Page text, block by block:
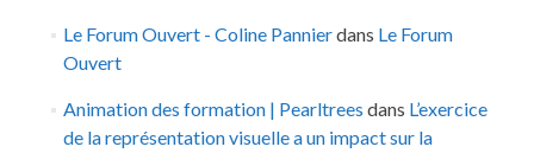
Le Forum Ouvert - Coline Pannierdans Le Forum
Ouvert
Animation des formation | Pearltrees dans L’exercice
de la représentation visuelle a un impact sur la